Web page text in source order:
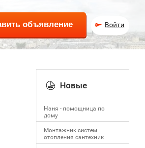
Войти
Новые
Наня - помощница по
дому
Монтажник систем
отопления сантехник